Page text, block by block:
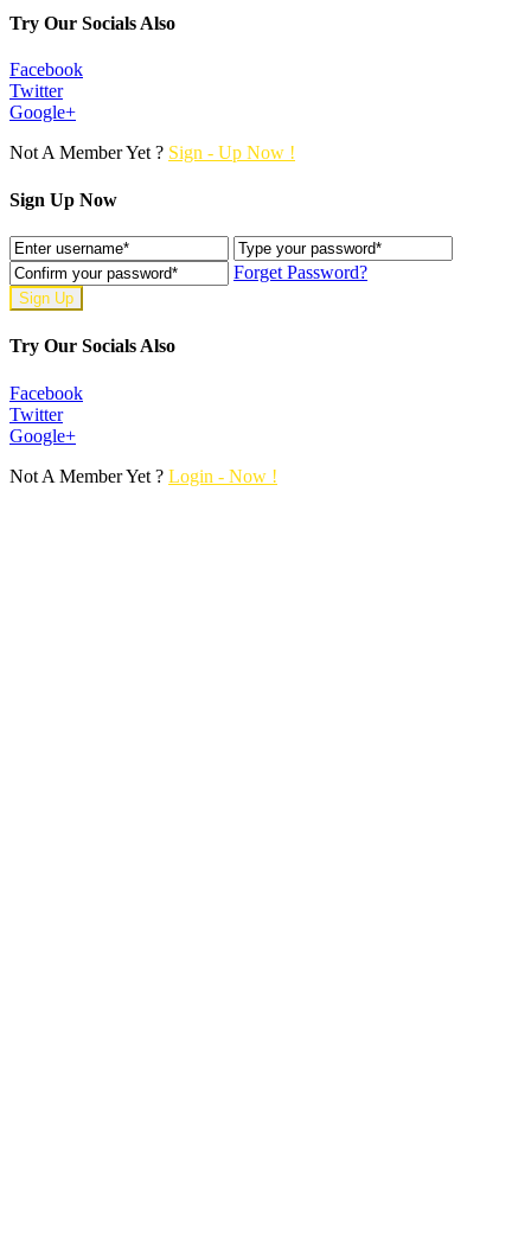
Try Our Socials Also
Facebook
Twitter
Google+
Not A Member Yet ? Sign - Up Now !
Sign Up Now
Forget Password?
Try Our Socials Also
Facebook
Twitter
Google+
Not A Member Yet ? Login - Now !